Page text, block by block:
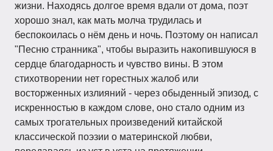
жизни. Находясь долгое время вдали от дома, поэт
хорошо знал, как мать молча трудилась и
беспокоилась о нём день и ночь. Поэтому он написал
"Песню странника", чтобы выразить накопившуюся в
сердце благодарность и чувство вины. В этом
стихотворении нет горестных жалоб или
восторженных излияний - через обыденный эпизод, с
искренностью в каждом слове, оно стало одним из
самых трогательных произведений китайской
классической поэзии о материнской любви,